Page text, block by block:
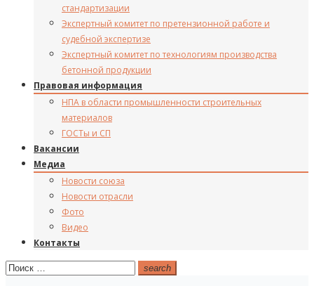
стандартизации
Экспертный комитет по претензионной работе и
судебной экспертизе
Экспертный комитет по технологиям производства
бетонной продукции
Правовая информация
НПА в области промышленности строительных
материалов
ГОСТы и СП
Вакансии
Медиа
Новости союза
Новости отрасли
Фото
Видео
Контакты
Поиск: search